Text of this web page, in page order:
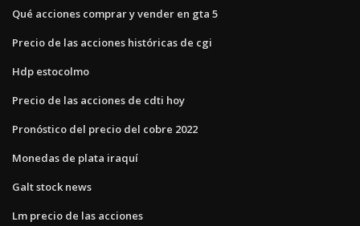
Qué acciones comprar y vender en gta 5
Precio de las acciones históricas de cgi
Hdp estocolmo
Precio de las acciones de cdti hoy
Pronóstico del precio del cobre 2022
Monedas de plata iraquí
Galt stock news
Lm precio de las acciones